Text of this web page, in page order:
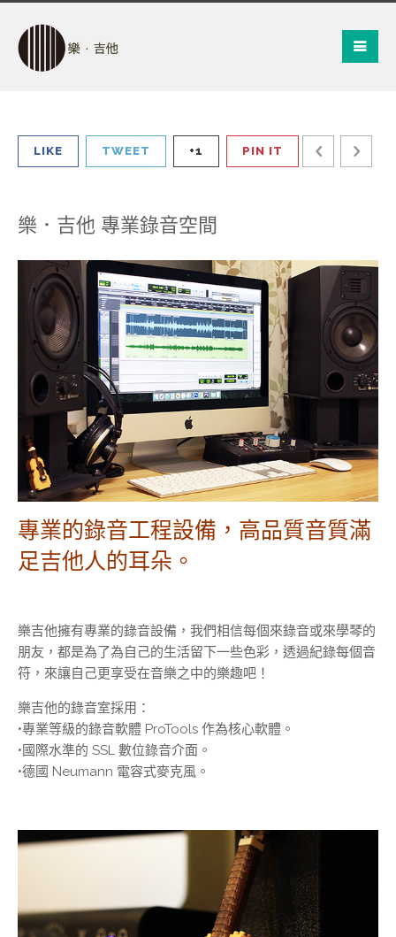
LIKE TWEET +1 PIN IT
樂．吉他 專業錄音空間
專業的錄音工程設備，高品質音質滿
足吉他人的耳朵。
樂吉他擁有專業的錄音設備，我們相信每個來錄音或來學琴的
朋友，都是為了為自己的生活留下一些色彩，透過紀錄每個音
符，來讓自己更享受在音樂之中的樂趣吧！
樂吉他的錄音室採用：
•專業等級的錄音軟體 ProTools 作為核心軟體。
•國際水準的 SSL 數位錄音介面。
•德國 Neumann 電容式麥克風。